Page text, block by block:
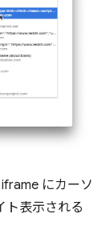
にカーソ
ト表示される